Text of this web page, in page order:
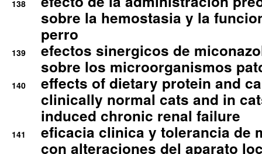
138
sobre la hemostasia y la
perro
139
efectos sinergicos de
sobre los microorganismos
140
effects of dietary protein and
clinically normal cats and in
induced chronic renal failure
141
eficacia clinica y tolerancia de
con alteraciones del aparato